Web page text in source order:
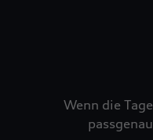
Wenn die